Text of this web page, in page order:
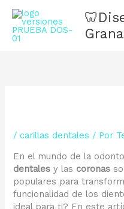
contenido
/carillas dentales / Por
En el mundo de la
dentales y las coronas
populares para
funcionalidad de los
ideal para ti? En este